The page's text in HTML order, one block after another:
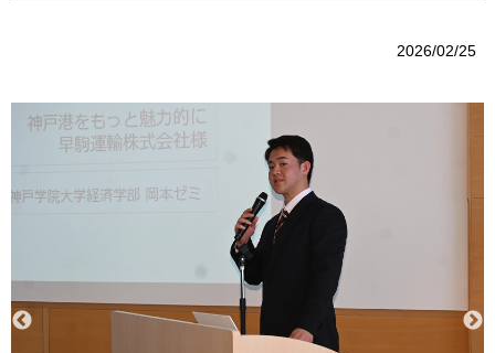
2026/02/25